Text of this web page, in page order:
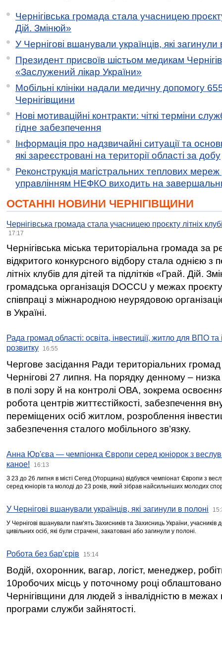
Чернігівська громада стала учасницею
Дій. Змінюй»
У Чернігові вшанували українців, які загинули
Президент присвоїв шістьом медикам
«Заслужений лікар України»
Мобільні клініки надали медичну допомогу
Чернігівщини
Нові мотиваційні контракти: чіткі терміни
гідне забезпечення
Інформація про надзвичайні ситуації та
які зареєстровані на території області за добу
Реконструкція магістральних теплових мереж
управлінням НЕФКО виходить на
ОСТАННІ НОВИНИ ЧЕРНІГІВЩИНИ
Чернігівська громада стала учасницею проєкту літніх
17:17
Чернігівська міська територіальна громада за
відкритого конкурсного відбору стала однією
літніх клубів для дітей та підлітків «Грай. Дій.
громадська організація DOCCU у межах
співпраці з міжнародною неурядовою
в Україні.
Рада громад області: освіта, інвестиції, житло для ВПО
розвитку
16:55
Чергове засідання Ради територіальних громад
Чернігові 27 липня. На порядку денному –
в полі зору й на контролі ОВА, зокрема освоєння
робота центрів життєстійкості, забезпечення
переміщених осіб житлом, розроблення
забезпечення сталого мобільного зв’язку.
Анна Юр'єва — чемпіонка Європи серед юніорок з
каное!
16:13
З 23 до 26 липня в місті Сегед (Угорщина) відбувся чемпіонат Європи з
серед юніорів та молоді до 23 років, який зібрав найсильніших молодих
У Чернігові вшанували українців, які загинули в полоні
У Чернігові вшанували пам’ять Захисників та Захисниць України,
цивільних осіб, які були страчені, закатовані або загинули у полоні.
Робота без бар’єрів 15:14
Водій, охоронник, вагар, логіст, менеджер,
10робочих місць у поточному році
Чернігівщини для людей з інвалідністю в межах
програми служби зайнятості.